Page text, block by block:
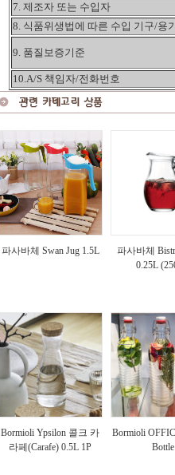
7. 제조자 또는 수입자
8. 식품위생법에 따른 수입 기구/용
9. 품질보증기준
10.A/S 책임자/전화번호
파사바체 Swan Jug 1.5L
파사바체
0.25L
Bormioli Ypsilon 콜크 카
라페(Carafe) 0.5L 1P
Bormioli
Bottle